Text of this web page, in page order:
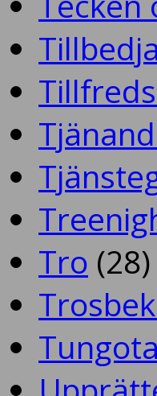
Tro (28)